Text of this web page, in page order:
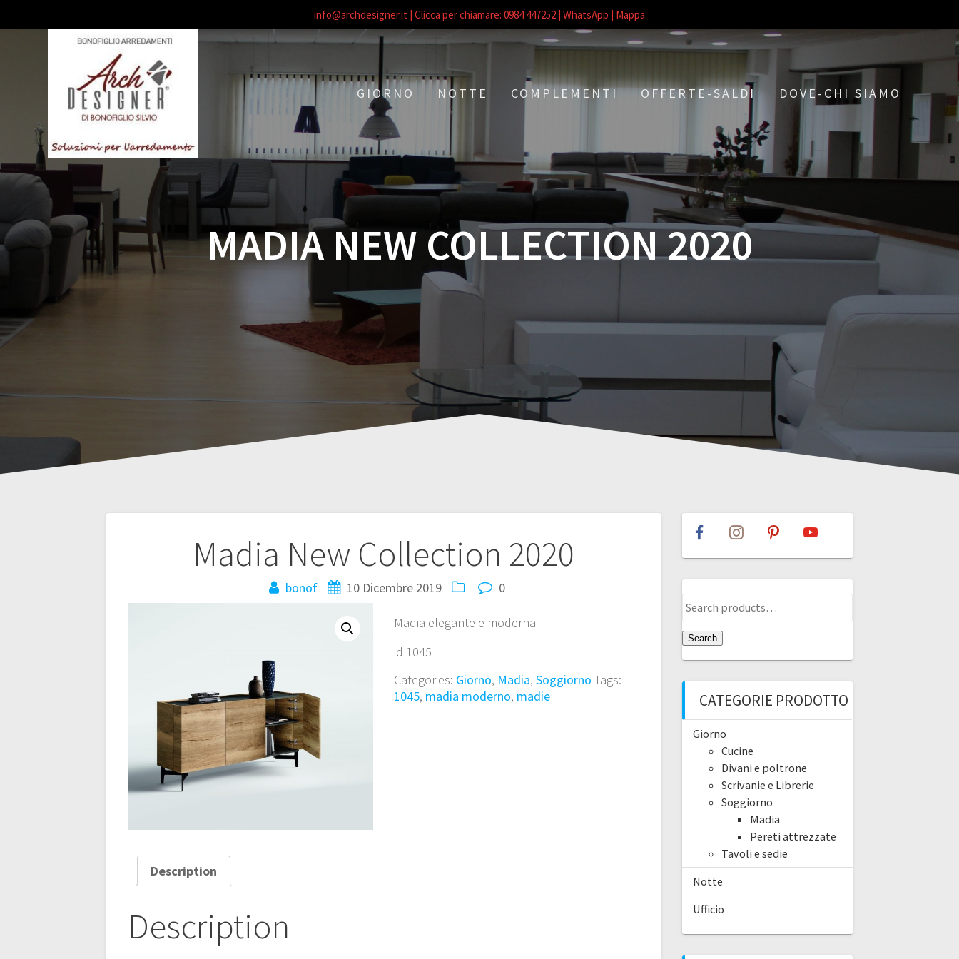
GIORNO
NOTTE COMPLEMENTI OFFERTE-SALDI DOVE-CHI SIAMO
MADIA NEW COLLECTION 2020
Madia New Collection 2020
bonof 10 Dicembre 2019 0
Madia elegante e moderna
id 1045
Categories: Giorno, Madia, Soggiorno Tags:
1045, madia moderno, madie
Description
Description
Navigazione
Search
Search
CATEGORIE PRODOTTO
Giorno
Cucine
Divani e poltrone
Scrivanie e Librerie
Soggiorno
Madia
Pereti attrezzate
Tavoli e sedie
Notte
Ufficio
info@archdesigner.it | Clicca per chiamare: 0984 447252 | WhatsApp | Mappa